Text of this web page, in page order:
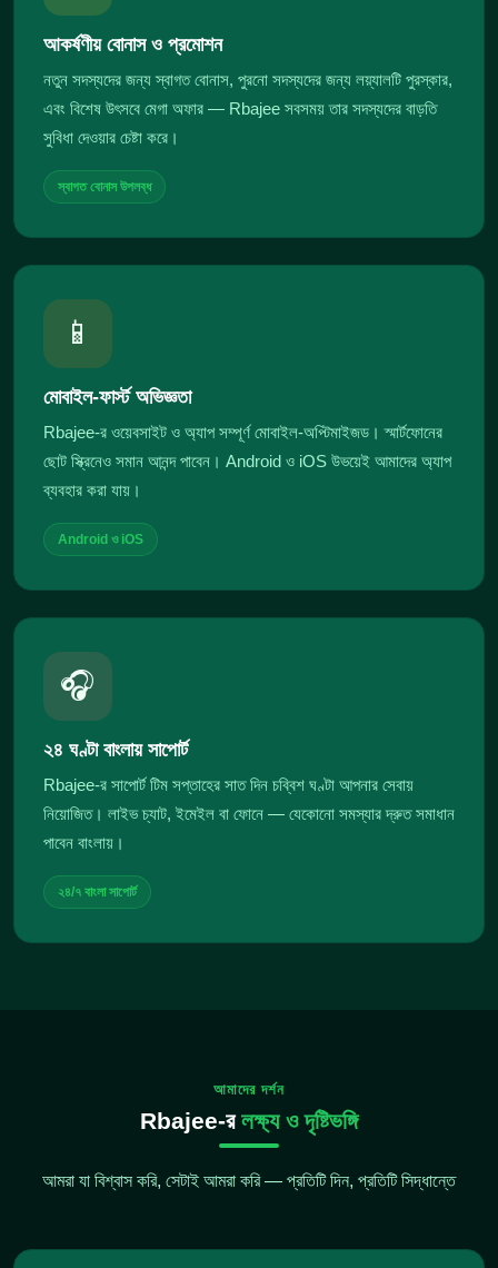
আকর্ষণীয় বোনাস ও প্রমোশন
নতুন সদস্যদের জন্য স্বাগত বোনাস, পুরনো সদস্যদের জন্য লয়্যালটি পুরস্কার,
এবং বিশেষ উৎসবে মেগা অফার — Rbajee সবসময় তার সদস্যদের বাড়তি
সুবিধা দেওয়ার চেষ্টা করে।
স্বাগত বোনাস উপলব্ধ
📱
মোবাইল-ফার্স্ট অভিজ্ঞতা
Rbajee-র ওয়েবসাইট ও অ্যাপ সম্পূর্ণ মোবাইল-অপ্টিমাইজড। স্মার্টফোনের
ছোট স্ক্রিনেও সমান আনন্দ পাবেন। Android ও iOS উভয়েই আমাদের অ্যাপ
ব্যবহার করা যায়।
Android ও iOS
🎧
২৪ ঘণ্টা বাংলায় সাপোর্ট
Rbajee-র সাপোর্ট টিম সপ্তাহের সাত দিন চব্বিশ ঘণ্টা আপনার সেবায়
নিয়োজিত। লাইভ চ্যাট, ইমেইল বা ফোনে — যেকোনো সমস্যার দ্রুত সমাধান
পাবেন বাংলায়।
২৪/৭ বাংলা সাপোর্ট
আমাদের দর্শন
Rbajee-রলক্ষ্য ও দৃষ্টিভঙ্গি
আমরা যা বিশ্বাস করি, সেটাই আমরা করি — প্রতিটি দিন, প্রতিটি সিদ্ধান্তে